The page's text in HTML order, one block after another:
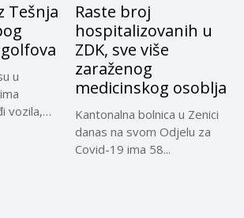
Tešnja
u
vozila,
Raste broj
hospitalizovanih u
ZDK, sve više
zaraženog
medicinskog osoblja
Kantonalna bolnica u Zenici
danas na svom Odjelu za
Covid-19 ima 58...